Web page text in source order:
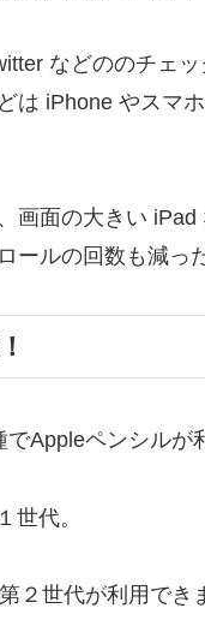
などののチェ
は iPhone やスマ
画面の大きい
ールの回数も減っ
Appleペンシルが
世代。
２世代が利用でき